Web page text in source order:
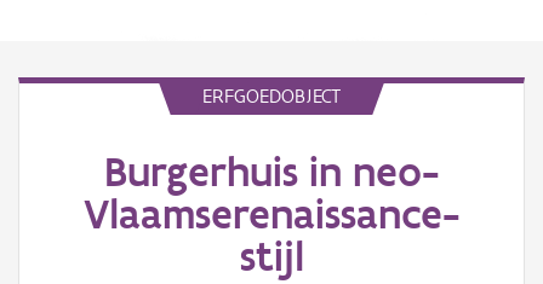
Erfgoedobject
Aanduidingsobject
ERFGOEDOBJECT
Burgerhuis in neo-
Vlaamserenaissance-
stijl